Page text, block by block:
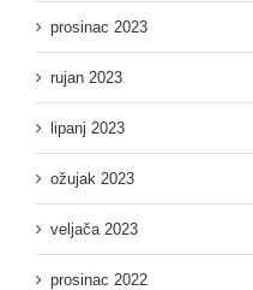
prosinac 2023
rujan 2023
lipanj 2023
ožujak 2023
veljača 2023
prosinac 2022